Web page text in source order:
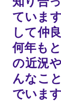
ていま
して仲
何年も
の近況
んなこ
でいます